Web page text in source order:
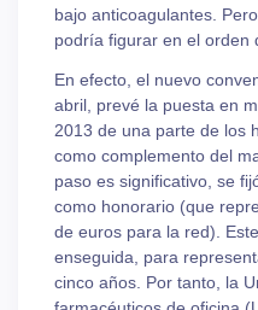
bajo anticoagulantes.
podría figurar en el orden
En efecto, el nuevo
abril, prevé la puesta en
2013 de una parte de los
como complemento del
paso es significativo, se
como honorario (que
de euros para la red).
enseguida, para
cinco años. Por tanto, la